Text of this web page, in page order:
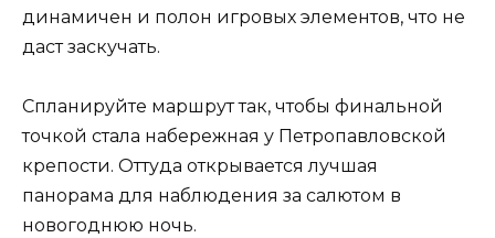
динамичен и полон игровых элементов, что не
даст заскучать.
Спланируйте маршрут так, чтобы финальной
точкой стала набережная у Петропавловской
крепости. Оттуда открывается лучшая
панорама для наблюдения за салютом в
новогоднюю ночь.